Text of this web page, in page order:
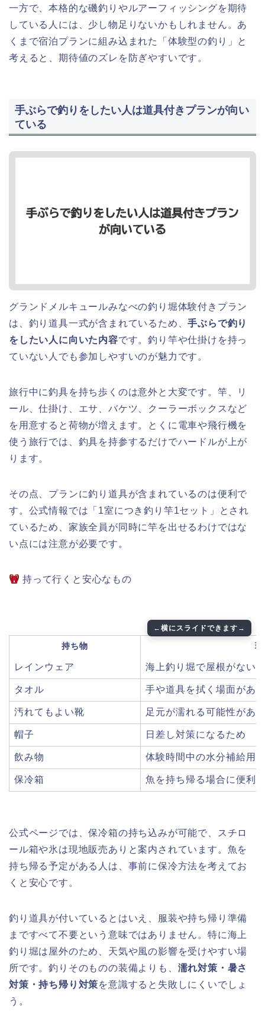
一方で、本格的な磯釣りやルアーフィッシングを期待
している人には、少し物足りないかもしれません。あ
くまで宿泊プランに組み込まれた「体験型の釣り」と
考えると、期待値のズレを防ぎやすいです。
手ぶらで釣りをしたい人は道具付きプランが向い
ている
グランドメルキュールみなべの釣り堀体験付きプラン
は、釣り道具一式が含まれているため、手ぶらで釣り
をしたい人に向いた内容です。釣り竿や仕掛けを持っ
ていない人でも参加しやすいのが魅力です。
旅行中に釣具を持ち歩くのは意外と大変です。竿、リ
ール、仕掛け、エサ、バケツ、クーラーボックスなど
を用意すると荷物が増えます。とくに電車や飛行機を
使う旅行では、釣具を持参するだけでハードルが上が
ります。
その点、プランに釣り道具が含まれているのは便利で
す。公式情報では「1室につき釣り竿1セット」とされ
ているため、家族全員が同時に竿を出せるわけではな
い点には注意が必要です。
持って行くと安心なもの
持ち物
レインウェア 海上釣り堀で屋根がない
タオル 手や道具を拭く場面があ
汚れてもよい靴 足元が濡れる可能性があ
帽子 日差し対策になるため
飲み物 体験時間中の水分補給用
保冷箱 魚を持ち帰る場合に便利
公式ページでは、保冷箱の持ち込みが可能で、スチロ
ール箱や氷は現地販売ありと案内されています。魚を
持ち帰る予定がある人は、事前に保冷方法を考えてお
くと安心です。
釣り道具が付いているとはいえ、服装や持ち帰り準備
まですべて不要という意味ではありません。特に海上
釣り堀は屋外のため、天気や風の影響を受けやすい場
所です。釣りそのものの装備よりも、 濡れ対策・暑さ
対策・持ち帰り対策を意識すると失敗しにくいでしょ
う。